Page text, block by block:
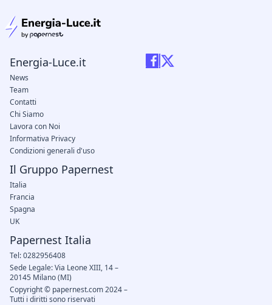
Energia-Luce.it
News
Team
Contatti
Chi Siamo
Lavora con Noi
Informativa Privacy
Condizioni generali d'uso
Il Gruppo Papernest
Italia
Francia
Spagna
UK
Papernest Italia
Tel: 0282956408
Sede Legale: Via Leone XIII, 14 –
20145 Milano (MI)
Copyright © papernest.com 2024 –
Tutti i diritti sono riservati